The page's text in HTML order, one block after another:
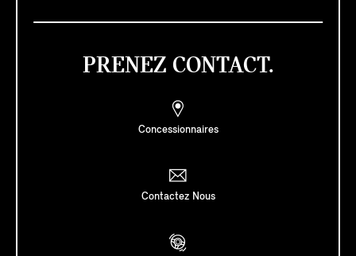
PRENEZ CONTACT.
Concessionnaires
Contactez Nous